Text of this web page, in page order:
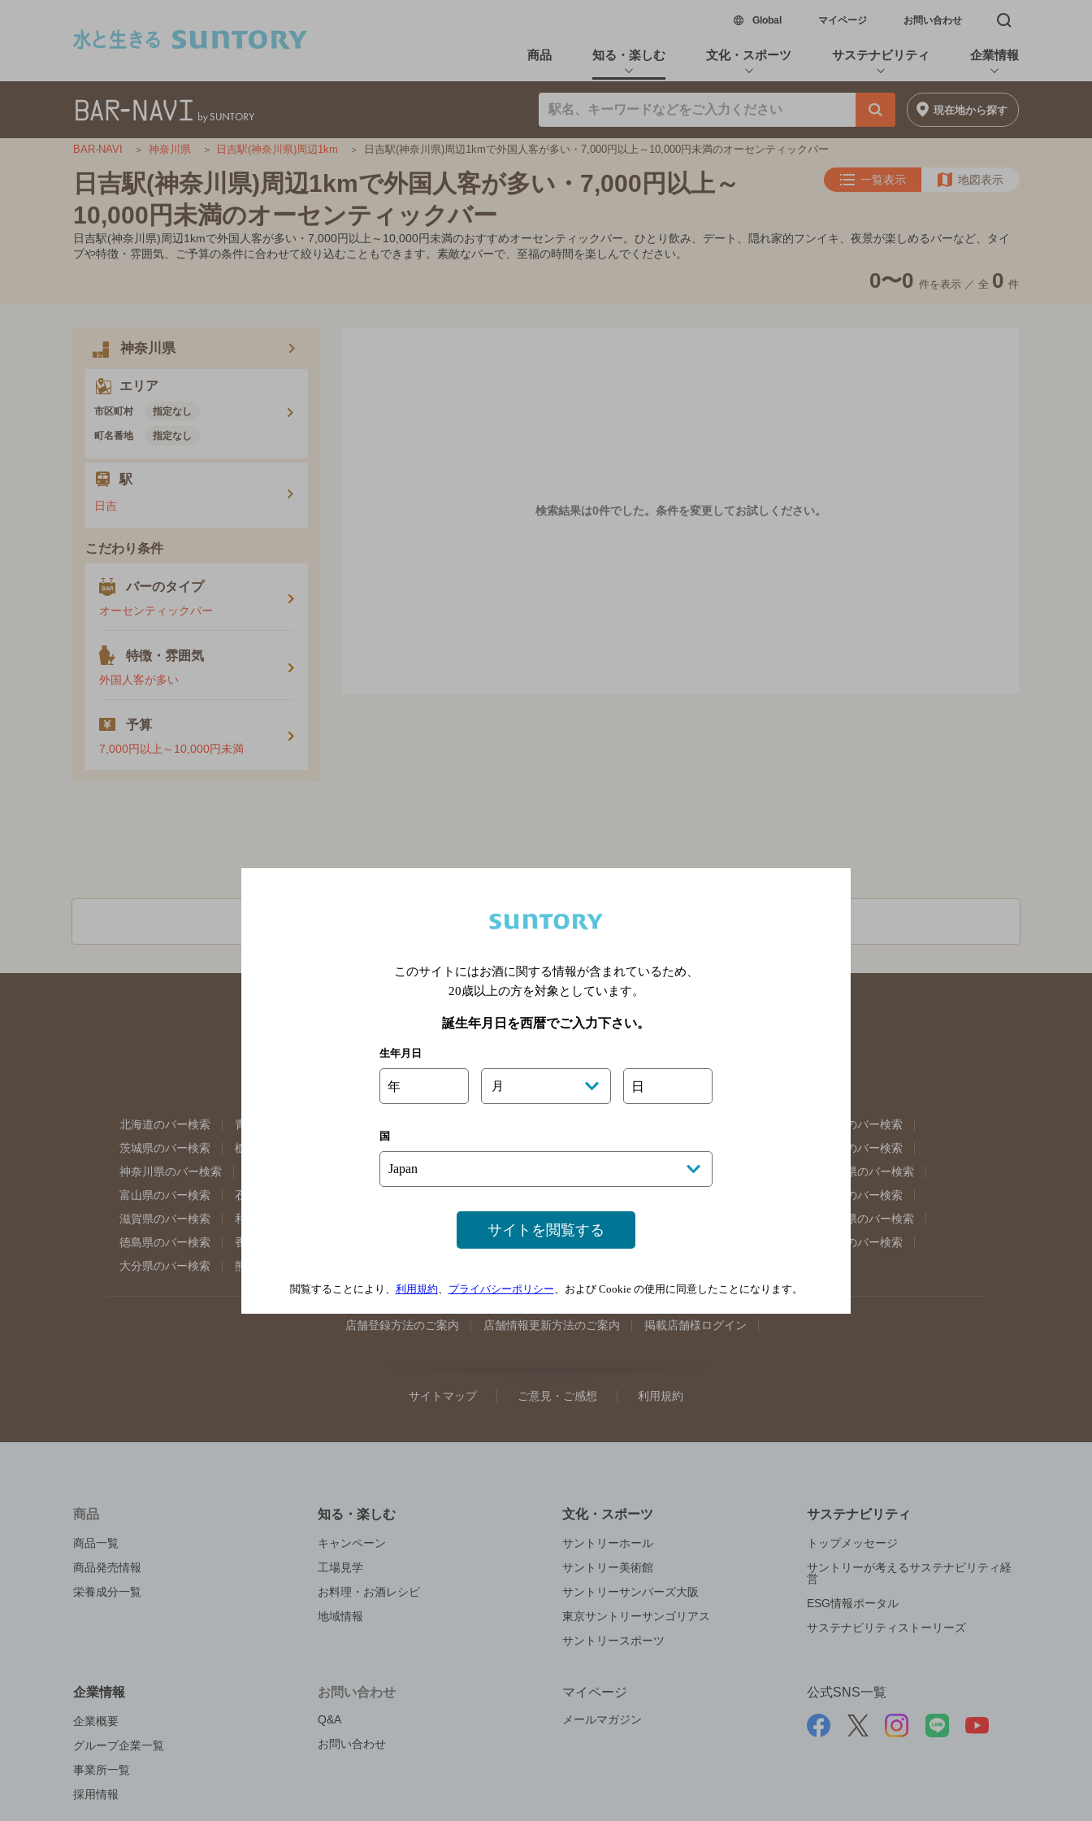
Global新しいウィンドウで開く
マイページ お問い合わせ 検索窓を開く
商品 知る・楽しむ 文化・スポーツ サステナビリティ 企業情報
現在地から探す
BAR-NAVI 神奈川県 日吉駅(神奈川県)周辺1km 日吉駅(神奈川県)周辺1kmで外国人客が多い・7,000円以上～10,000円未満のオーセンティックバー
日吉駅(神奈川県)周辺1kmで外国人客が多い・7,000円以上～
10,000円未満のオーセンティックバー
一覧表示 地図表示
日吉駅(神奈川県)周辺1kmで外国人客が多い・7,000円以上～10,000円未満のおすすめオーセンティックバー。ひとり飲み、デート、隠れ家的フンイキ、夜景が楽しめるバーなど、タイ
プや特徴・雰囲気、ご予算の条件に合わせて絞り込むこともできます。素敵なバーで、至福の時間を楽しんでください。
0〜0 件を表示 ／ 全 0 件
神奈川県
エリア
市区町村 指定なし
町名番地 指定なし
駅
日吉
こだわり条件
バーのタイプ
オーセンティックバー
特徴・雰囲気
外国人客が多い
予算
7,000円以上～10,000円未満
検索結果は0件でした。 条件を変更してお試しください。
関連ページ
北海道のバー検索 青森県のバー検索
福島県のバー検索
茨城県のバー検索
栃木県のバー検索
東京都のバー検索
神奈川県のバー検索
埼玉県のバー検索
岐阜県のバー検索
富山県のバー検索
石川県のバー検索
奈良県のバー検索
滋賀県のバー検索
和歌山県のバー検索 山口県のバー検索
島根県のバー検索
徳島県のバー検索
香川県のバー検索
佐賀県のバー検索
大分県のバー検索
熊本県のバー検索
店舗登録方法のご案内 店舗情報更新方法のご案内 掲載店舗様ログイン
サイトマップ ご意見・ご感想 利用規約
商品
商品一覧
商品発売情報
栄養成分一覧
知る・楽しむ
キャンペーン
工場見学
お料理・お酒レシピ
地域情報
文化・スポーツ
サントリーホール
サントリー美術館
サントリーサンバーズ大阪
東京サントリーサンゴリアス
サントリースポーツ
サステナビリティ
トップメッセージ
サントリーが考えるサステナビリティ経
営
ESG情報ポータル
サステナビリティストーリーズ
企業情報
企業概要
グループ企業一覧
事業所一覧
採用情報
お問い合わせ
Q&A
お問い合わせ
マイページ
メールマガジン
公式SNS一覧
このサイトにはお酒に関する情報が含まれているため、
20歳以上の方を対象としています。
誕生年月日を西暦でご入力下さい。
生年月日
年 月 日
国
サイトを閲覧する
閲覧することにより、 利用規約、 プライバシーポリシー、および Cookie の使用に同意したことになります。